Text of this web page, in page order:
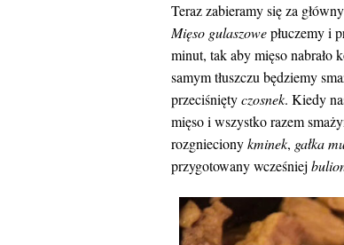
Teraz zabieramy się za
Mięso gulaszowepłuczemy i
minut, tak aby mięso nabrało
samym tłuszczu będziemy
przeciśniętyczosnek. Kiedy
mięso i wszystko razem
rozgniecionykminek, gałka
przygotowany wcześniej